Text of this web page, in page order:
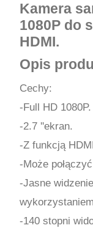
Kamera
1080P do
HDMI.
Opis
Cechy:
-Full HD 1080P.
-2.7 ''ekran.
-Z funkcją
-Może
-Jasne
-140 stopni